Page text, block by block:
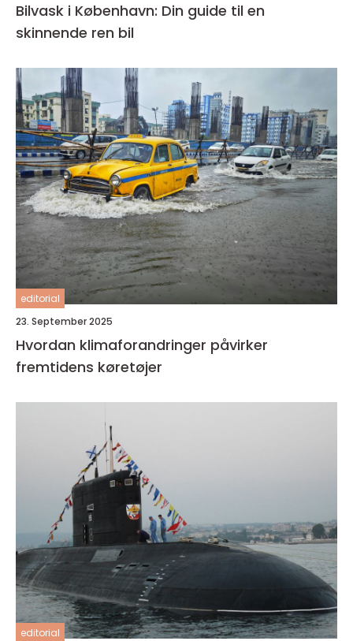
Bilvask i København: Din guide til en
skinnende ren bil
editorial
23. September 2025
Hvordan klimaforandringer påvirker
fremtidens køretøjer
editorial